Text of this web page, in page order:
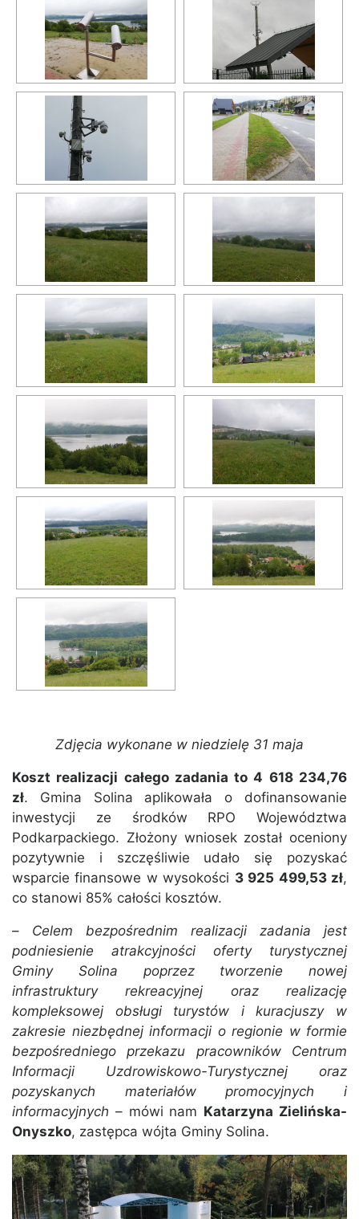
Zdjęcia wykonane w niedzielę 31 maja
Koszt realizacji całego zadania to 4 618 234,76
zł. Gmina Solina aplikowała o dofinansowanie
inwestycji ze środków RPO Województwa
Podkarpackiego. Złożony wniosek został oceniony
pozytywnie i szczęśliwie udało się pozyskać
wsparcie finansowe w wysokości 3 925 499,53 zł,
co stanowi 85% całości kosztów.
– Celem bezpośrednim realizacji zadania jest
podniesienie atrakcyjności oferty turystycznej
Gminy Solina poprzez tworzenie nowej
infrastruktury rekreacyjnej oraz realizację
kompleksowej obsługi turystów i kuracjuszy w
zakresie niezbędnej informacji o regionie w formie
bezpośredniego przekazu pracowników Centrum
Informacji Uzdrowiskowo-Turystycznej oraz
pozyskanych materiałów promocyjnych i
informacyjnych – mówi nam Katarzyna Zielińska-
Onyszko, zastępca wójta Gminy Solina.